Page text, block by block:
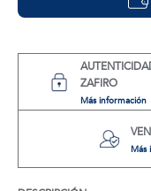
ZAFIRO
Más información
Más